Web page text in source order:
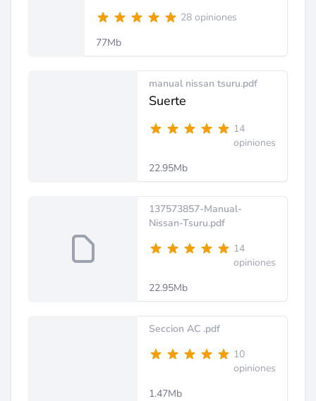
28 opiniones
77Mb
manual nissan tsuru.pdf
Suerte
14
opiniones
22.95Mb
137573857-Manual-
Nissan-Tsuru.pdf
14
opiniones
22.95Mb
Seccion AC .pdf
10
opiniones
1.47Mb